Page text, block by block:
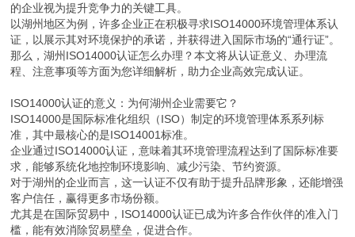
的企业视为提升竞争力的关键工具。
以湖州地区为例，许多企业正在积极寻求ISO14000环境管理体系认
证，以展示其对环境保护的承诺，并获得进入国际市场的“通行证”。
那么，湖州ISO14000认证怎么办理？本文将从认证意义、办理流
程、注意事项等方面为您详细解析，助力企业高效完成认证。
ISO14000认证的意义：为何湖州企业需要它？
ISO14000是国际标准化组织（ISO）制定的环境管理体系系列标
准，其中最核心的是ISO14001标准。
企业通过ISO14000认证，意味着其环境管理流程达到了国际标准要
求，能够系统化地控制环境影响、减少污染、节约资源。
对于湖州的企业而言，这一认证不仅有助于提升品牌形象，还能增强
客户信任，赢得更多市场份额。
尤其是在国际贸易中，ISO14000认证已成为许多合作伙伴的准入门
槛，能有效消除贸易壁垒，促进合作。